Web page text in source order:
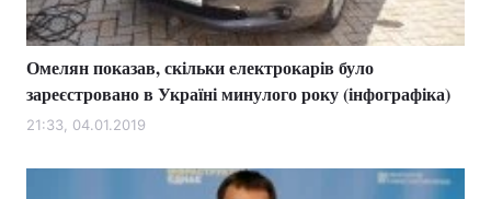
Омелян показав, скільки електрокарів було
зареєстровано в Україні минулого року (інфографіка)
21:33, 04.01.2019